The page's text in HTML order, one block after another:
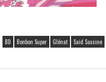
BD Bonbon Super Glénat Said Sassine